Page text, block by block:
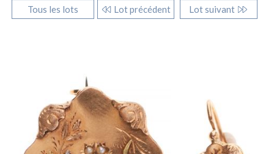
Tous les lots Lot précédent Lot suivant